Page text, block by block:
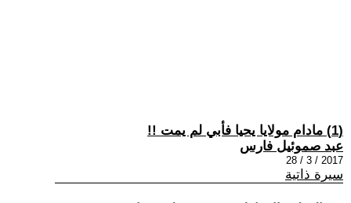
(1) مادام مولايا يحيا فأبي لم يمت !!
عبد صموئيل فارس
2017 / 3 / 28
سيرة ذاتية